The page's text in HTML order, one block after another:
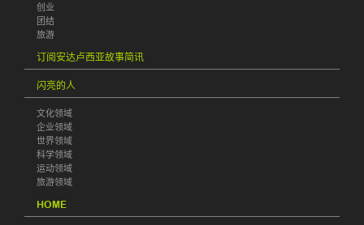
创业
团结
旅游
订阅安达卢西亚故事简讯
闪亮的人
文化领域
企业领域
世界领域
科学领域
运动领域
旅游领域
HOME